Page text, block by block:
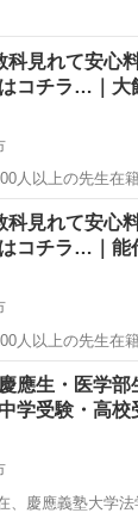
科見れて安心
コチラ…｜
人以上の先生
わせたけど成果
教師 先生
科見れて安心
コチラ…｜
人以上の先生
わせたけど成果
教師 先生
應生・医学
学受験・高校
、慶應義塾大学法